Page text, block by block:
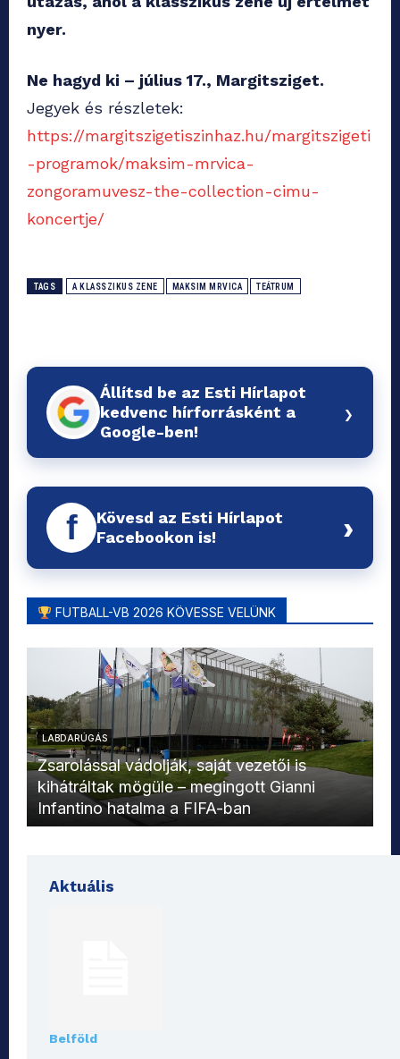
nyer.
Ne hagyd ki – július 17., Margitsziget.
Jegyek és részletek:
https://margitszigetiszinhaz.hu/margitszigeti
-programok/maksim-mrvica-
zongoramuvesz-the-collection-cimu-
koncertje/
TAGS A KLASSZIKUS ZENE MAKSIM MRVICA TEÁTRUM
Állítsd be az Esti Hírlapot
kedvenc hírforrásként a
Google-ben!
›
f
Kövesd az Esti Hírlapot
Facebookon is!
›
FUTBALL-VB 2026 KÖVESSE VELÜNK
LABDARÚGÁS
Zsarolással vádolják, saját vezetői is
kihátráltak mögüle – megingott Gianni
Infantino hatalma a FIFA-ban
Aktuális
Belföld